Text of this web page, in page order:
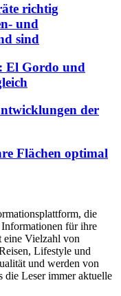
richtig
und
sind
El Gordo und
der
Flächen optimal
die
für ihre
eine Vielzahl von
Lifestyle und
und werden von
die Leser immer aktuelle